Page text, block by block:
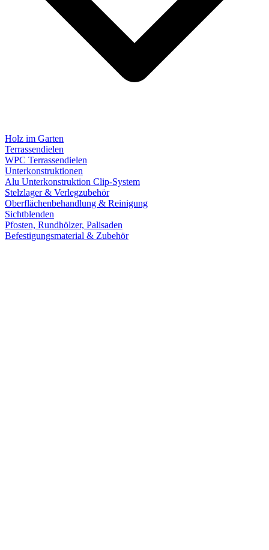
Holz im Garten
Terrassendielen
WPC Terrassendielen
Unterkonstruktionen
Alu Unterkonstruktion Clip-System
Stelzlager & Verlegzubehör
Oberflächenbehandlung & Reinigung
Sichtblenden
Pfosten, Rundhölzer, Palisaden
Befestigungsmaterial & Zubehör